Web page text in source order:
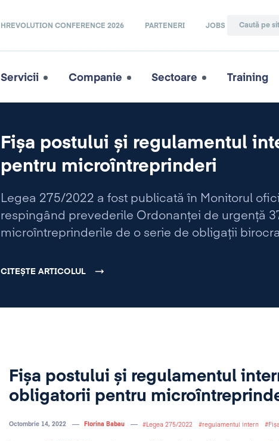
HREVOLUTION CONFERENCE 2026 PARTENERI JOBS
Servicii Companie Sectoare Training
Fișa postului și regulamentul
pentru microîntreprinderi
Legea 275/2022 a fost publicată în Monitorul
respingând prevederile Ordonanței de urgență
microîntreprinderile de o serie de obligații
CITEȘTE ARTICOLUL
Fișa postului și regulamentul
obligatorii pentru
Octombrie 14, 2022 Florina Babau Legea 275/2022 regulamentul intern